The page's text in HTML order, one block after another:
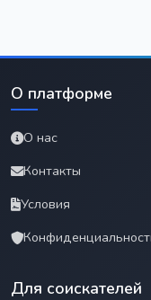
О платформе
О нас
Контакты
Условия
Для соискателей